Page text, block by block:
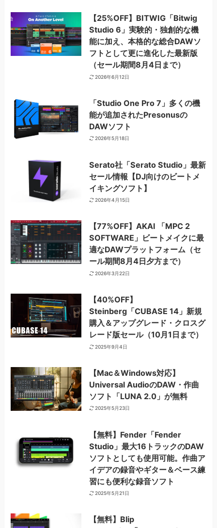
【25%OFF】BITWIG「Bitwig
Studio 6」実験的・独創的な機
能に加え、本格的な総合DAWソ
フトとして更に進化した最新版
（セール期間8月4日まで）
2026年6月12日
「Studio One Pro 7」多くの機
能が追加されたPresonusの
DAWソフト
2026年5月18日
Serato社「Serato Studio」最新
セール情報【DJ向けのビートメ
イキングソフト】
2026年4月15日
【77%OFF】AKAI 「MPC 2
SOFTWARE」ビートメイクに最
適なDAWプラットフォーム（セ
ール期間8月4日夕方まで）
2026年3月22日
【40%OFF】
Steinberg「CUBASE 14」新規
購入＆アップグレード・クロスグ
レード版セール（10月1日まで）
2025年9月4日
【Mac＆Windows対応】
Universal AudioのDAW・作曲
ソフト「LUNA 2.0」が無料
2025年5月23日
【無料】Fender「Fender
Studio」最大16トラックのDAW
ソフトとしても使用可能。作曲ア
イデアの録音やギター＆ベース練
習にも便利な録音ソフト
2025年5月21日
【無料】Blip